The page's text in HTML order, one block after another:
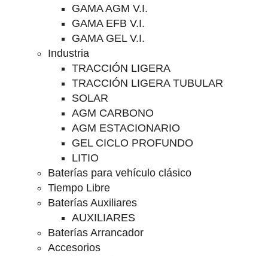
GAMA AGM V.I.
GAMA EFB V.I.
GAMA GEL V.I.
Industria
TRACCIÓN LIGERA
TRACCIÓN LIGERA TUBULAR
SOLAR
AGM CARBONO
AGM ESTACIONARIO
GEL CICLO PROFUNDO
LITIO
Baterías para vehículo clásico
Tiempo Libre
Baterías Auxiliares
AUXILIARES
Baterías Arrancador
Accesorios